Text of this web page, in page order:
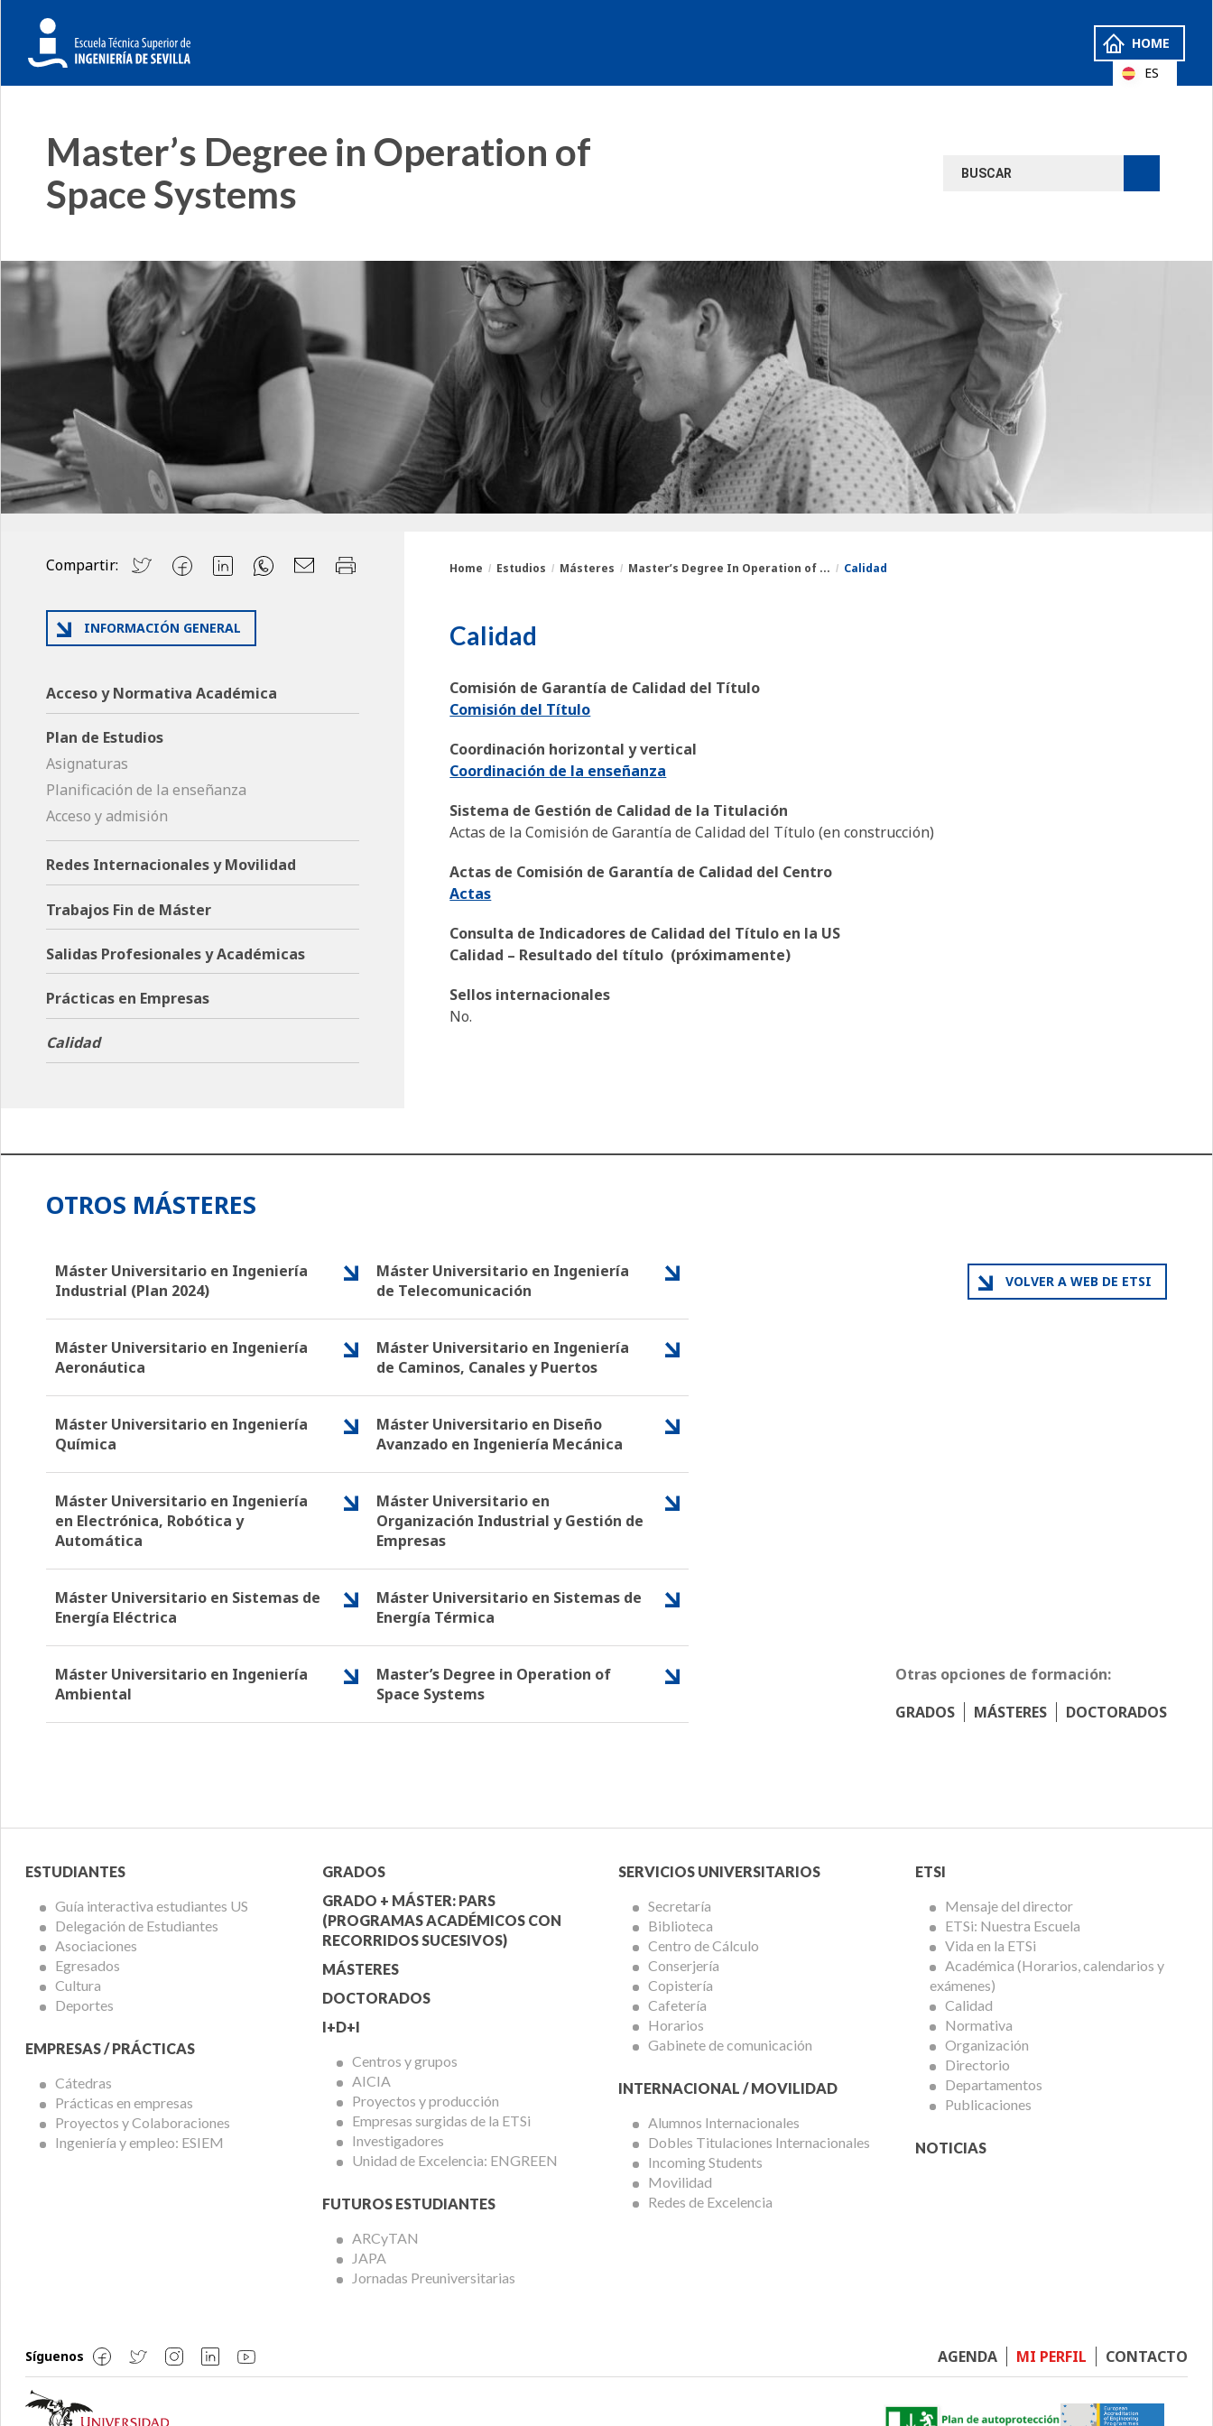
HOME
Master’s Degree in Operation of
Space Systems
are
Home Estudios Másteres Master’s Degree In Operation of ... Calidad
Calidad
Comisión de Garantía de Calidad del Título
Comisión del Título
Coordinación horizontal y vertical
Coordinación de la enseñanza
Sistema de Gestión de Calidad de la Titulación
Actas de la Comisión de Garantía de Calidad del Título (en construcción)
Actas de Comisión de Garantía de Calidad del Centro
Actas
Consulta de Indicadores de Calidad del Título en la US
Calidad – Resultado del título (próximamente)
Sellos internacionales
No.
Compartir:
INFORMACIÓN GENERAL
Acceso y Normativa Académica
Plan de Estudios
Asignaturas
Planificación de la enseñanza
Acceso y admisión
Redes Internacionales y Movilidad
Trabajos Fin de Máster
Salidas Profesionales y Académicas
Prácticas en Empresas
Calidad
OTROS MÁSTERES
Máster Universitario en Ingeniería
Industrial (Plan 2024)
Máster Universitario en Ingeniería
de Telecomunicación
Máster Universitario en Ingeniería
Aeronáutica
Máster Universitario en Ingeniería
de Caminos, Canales y Puertos
Máster Universitario en Ingeniería
Química
Máster Universitario en Diseño
Avanzado en Ingeniería Mecánica
Máster Universitario en Ingeniería
en Electrónica, Robótica y
Automática
Máster Universitario en
Organización Industrial y Gestión de
Empresas
Máster Universitario en Sistemas de
Energía Eléctrica
Máster Universitario en Sistemas de
Energía Térmica
Máster Universitario en Ingeniería
Ambiental
Master’s Degree in Operation of
Space Systems
VOLVER A WEB DE ETSI
Otras opciones de formación:
GRADOS
MÁSTERES DOCTORADOS
Menú
Alumnos
ESTUDIANTES
Guía interactiva estudiantes US
Delegación de Estudiantes
Asociaciones
Egresados
Cultura
Deportes
EMPRESAS / PRÁCTICAS
Cátedras
Prácticas en empresas
Proyectos y Colaboraciones
Ingeniería y empleo: ESIEM
Menú
Oferta
Académica
GRADOS
GRADO + MÁSTER: PARS
(PROGRAMAS ACADÉMICOS CON
RECORRIDOS SUCESIVOS)
MÁSTERES
DOCTORADOS
I+D+I
Centros y grupos
AICIA
Proyectos y producción
Empresas surgidas de la ETSi
Investigadores
Unidad de Excelencia: ENGREEN
FUTUROS ESTUDIANTES
ARCyTAN
JAPA
Jornadas Preuniversitarias
Menú
Servicios
Universitarios
SERVICIOS UNIVERSITARIOS
Secretaría
Biblioteca
Centro de Cálculo
Conserjería
Copistería
Cafetería
Horarios
Gabinete de comunicación
INTERNACIONAL / MOVILIDAD
Alumnos Internacionales
Dobles Titulaciones Internacionales
Incoming Students
Movilidad
Redes de Excelencia
Menú
ETSi
ETSI
Mensaje del director
ETSi: Nuestra Escuela
Vida en la ETSi
Académica (Horarios, calendarios y
exámenes)
Calidad
Normativa
Organización
Directorio
Departamentos
Publicaciones
NOTICIAS
Síguenos
Footer
AGENDA MI PERFIL CONTACTO
ES